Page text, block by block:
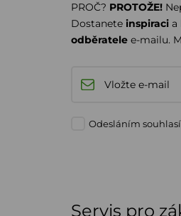
PROČ? PROTOŽE!
Dostanete inspiraci a
odběratele e-mailu.
Odesláním
Servis pro